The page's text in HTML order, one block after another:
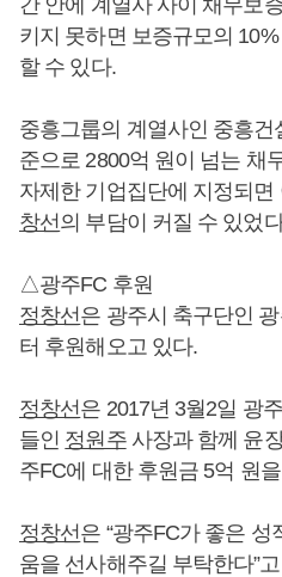
키지 못하면 보증규모의
할 수 있다.
중흥그룹의 계열사인 중흥건
준으로 2800억 원이 넘는 채
자제한 기업집단에 지정되
창선의 부담이 커질 수 있었
△광주FC 후원
정창선은 광주시 축구단인
터 후원해오고 있다.
정창선은 2017년 3월2일 광
들인 정원주사장과 함께 윤
주FC에 대한 후원금 5억 원
정창선은 “광주FC가 좋은
움을 선사해주길 부탁한다”